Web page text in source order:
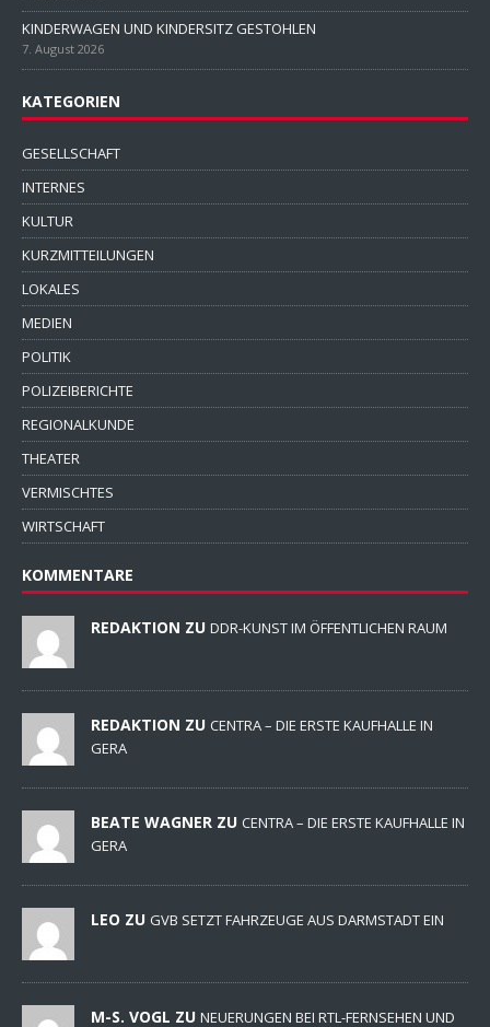
KINDERWAGEN UND KINDERSITZ GESTOHLEN
7. August 2026
KATEGORIEN
GESELLSCHAFT
INTERNES
KULTUR
KURZMITTEILUNGEN
LOKALES
MEDIEN
POLITIK
POLIZEIBERICHTE
REGIONALKUNDE
THEATER
VERMISCHTES
WIRTSCHAFT
KOMMENTARE
REDAKTION ZU DDR-KUNST IM ÖFFENTLICHEN RAUM
REDAKTION ZU CENTRA – DIE ERSTE KAUFHALLE IN
GERA
BEATE WAGNER ZU CENTRA – DIE ERSTE KAUFHALLE IN
GERA
LEO ZU GVB SETZT FAHRZEUGE AUS DARMSTADT EIN
M-S. VOGL ZU NEUERUNGEN BEI RTL-FERNSEHEN UND